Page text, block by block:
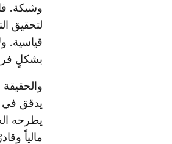
وشيكة.
لتحقيق
قياسية.
بشكلٍ
يدقق في
يطرحه
مالياً